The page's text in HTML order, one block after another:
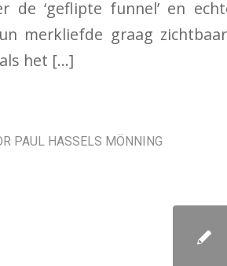
de ‘geflipte funnel’ en
merkliefde graag
het […]
PAUL HASSELS MÖNNING